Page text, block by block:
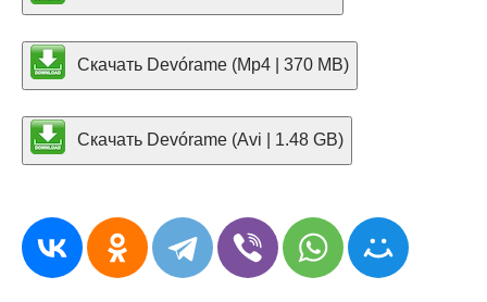
Скачать Devórame (Mp4 | 370 MB)
Скачать Devórame (Avi | 1.48 GB)